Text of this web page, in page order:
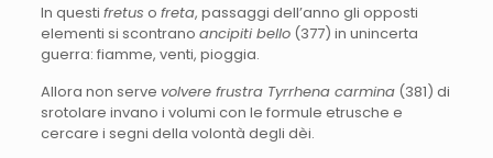
In questi fretus o freta, passaggi dell’anno gli opposti
elementi si scontrano ancipiti bello(377) in unincerta
guerra: fiamme, venti, pioggia.
Allora non serve volvere frustra Tyrrhena carmina(381) di
srotolare invano i volumi con le formule etrusche e
cercare i segni della volontà degli dèi.